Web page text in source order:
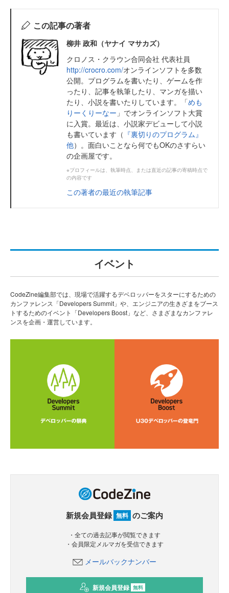
この記事の著者
柳井 政和（ヤナイ マサカズ）
クロノス・クラウン合同会社 代表社員
http://crocro.com/オンラインソフトを多数
公開。プログラムを書いたり、ゲームを作
ったり、記事を執筆したり、マンガを描い
たり、小説を書いたりしています。「めも
りーくりーなー 」でオンラインソフト大賞
に入賞。最近は、小説家デビューして小説
も書いています（ 『裏切りのプログラム』
他）。面白いことなら何でもOKのさすらい
の企画屋です。
※プロフィールは、執筆時点、または直近の記事の寄稿時点で
の内容です
この著者の最近の執筆記事
イベント
CodeZine編集部では、現場で活躍するデベロッパーをスターにするための
カンファレンス「Developers Summit」や、エンジニアの生きざまをブース
トするためのイベント「Developers Boost」など、さまざまなカンファレ
ンスを企画・運営しています。
新規会員登録 無料 のご案内
・全ての過去記事が閲覧できます
・会員限定メルマガを受信できます
メールバックナンバー
新規会員登録 無料